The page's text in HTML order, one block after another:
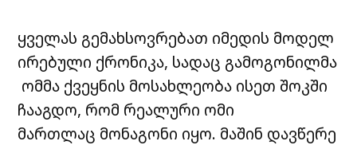
ყველას გემახსოვრებათ იმედის მოდელ
ირებული ქრონიკა, სადაც გამოგონილმა
ომმა ქვეყნის მოსახლეობა ისეთ შოკში
ჩააგდო, რომ რეალური ომი
მართლაც მონაგონი იყო. მაშინ დავწერე